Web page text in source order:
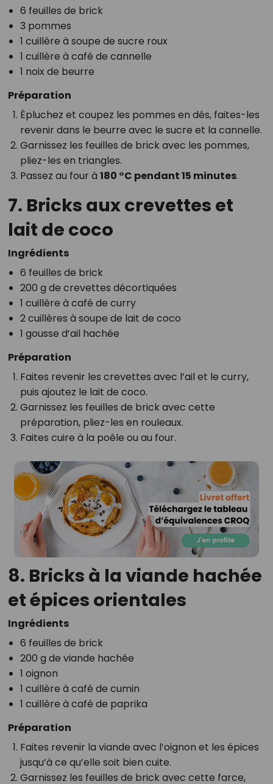
6 feuilles de brick
3 pommes
1 cuillère à soupe de sucre roux
1 cuillère à café de cannelle
1 noix de beurre
Préparation
Épluchez et coupez les pommes en dés, faites-les
revenir dans le beurre avec le sucre et la cannelle.
Garnissez les feuilles de brick avec les pommes,
pliez-les en triangles.
Passez au four à 180 °C pendant 15 minutes.
7. Bricks aux crevettes et
lait de coco
Ingrédients
6 feuilles de brick
200 g de crevettes décortiquées
1 cuillère à café de curry
2 cuillères à soupe de lait de coco
1 gousse d’ail hachée
Préparation
Faites revenir les crevettes avec l’ail et le curry,
puis ajoutez le lait de coco.
Garnissez les feuilles de brick avec cette
préparation, pliez-les en rouleaux.
Faites cuire à la poêle ou au four.
8. Bricks à la viande hachée
et épices orientales
Ingrédients
6 feuilles de brick
200 g de viande hachée
1 oignon
1 cuillère à café de cumin
1 cuillère à café de paprika
Préparation
Faites revenir la viande avec l’oignon et les épices
jusqu’à ce qu’elle soit bien cuite.
Garnissez les feuilles de brick avec cette farce,